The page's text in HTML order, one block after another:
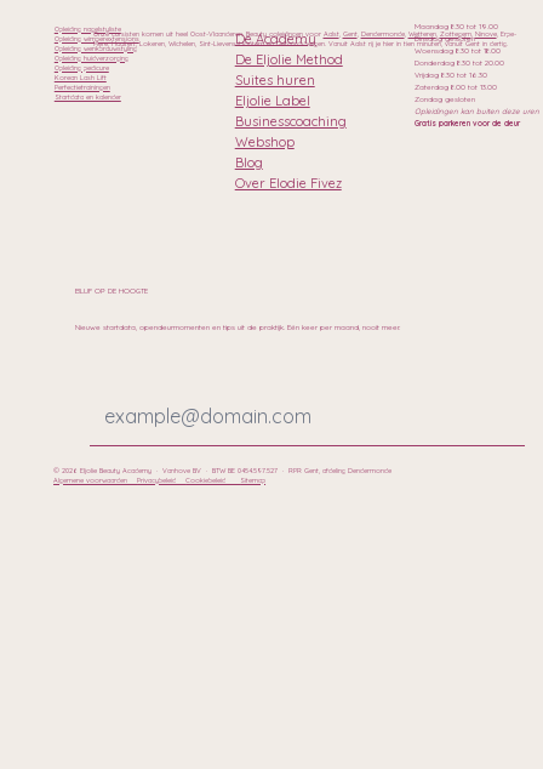
Maandag 8.30 tot 19.00
Dinsdag gesloten
Woensdag 8.30 tot 18.00
Donderdag 8.30 tot 20.00
Vrijdag 8.30 tot 16.30
Zaterdag 8.00 tot 13.00
Zondag gesloten
Opleidingen kan buiten deze uren
Gratis parkeren voor de deur
De Academy
De Eljolie Method
Suites huren
Eljolie Label
Businesscoaching
Webshop
Blog
Over Elodie Fivez
Opleiding nagelstyliste
Opleiding wimperextensions
Opleiding wenkbrauwstyling
Opleiding huidverzorging
Opleiding pedicure
Korean Lash Lift
Perfectietrainingen
Startdata en kalender
BLIJF OP DE HOOGTE
Nieuwe startdata, opendeurmomenten en tips uit de praktijk. Eén keer per maand, nooit meer.
Onze cursisten komen uit heel Oost-Vlaanderen. Beauty opleidingen voor Aalst, Gent, Dendermonde, Wetteren, Zottegem, Ninove, Erpe-
Mere, Haaltert, Lokeren, Wichelen, Sint-Lievens-Houtem en Geraardsbergen. Vanuit Aalst rij je hier in tien minuten, vanuit Gent in dertig.
© 2026 Eljolie Beauty Academy · Vanhove BV · BTW BE 0454.597.527 · RPR Gent, afdeling Dendermonde
Algemene voorwaardenPrivacybeleidCookiebeleid Sitemap